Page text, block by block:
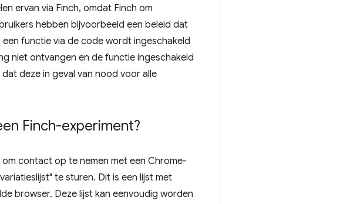
ervan via Finch, omdat Finch om
hebben bijvoorbeeld een beleid dat
functie via de code wordt ingeschakeld
niet ontvangen en de functie ingeschakeld
deze in geval van nood voor alle
Finch-experiment?
contact op te nemen met een Chrome-
te sturen. Dit is een lijst met
browser. Deze lijst kan eenvoudig worden